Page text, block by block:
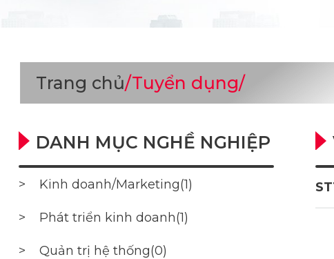
Trang chủ/Tuyển dụng/
DANH MỤC NGHỀ NGHIỆP
> Kinh doanh/Marketing(1)
> Phát triển kinh doanh(1)
> Quản trị hệ thống(0)